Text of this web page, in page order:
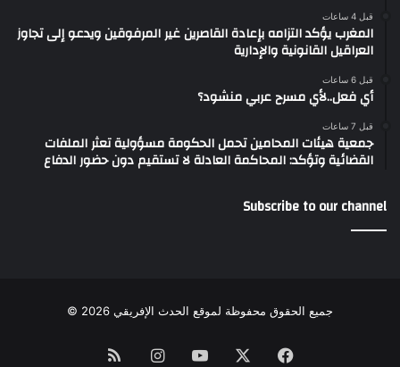
قبل 4 ساعات
المغرب يؤكد التزامه بإعادة القاصرين غير المرفوقين ويدعو إلى تجاوز
العراقيل القانونية والإدارية
قبل 6 ساعات
أي فعل..لأي مسرح عربي منشود؟
قبل 7 ساعات
جمعية هيئات المحامين تحمل الحكومة مسؤولية تعثر الملفات
القضائية وتؤكد: المحاكمة العادلة لا تستقيم دون حضور الدفاع
Subscribe to our channel
جميع الحقوق محفوظة لموقع الحدث الإفريقي 2026 ©
Facebook
YouTube
Instagram
RSS